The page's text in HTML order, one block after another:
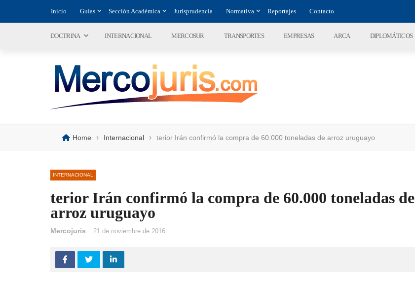
Inicio Guías Sección Académica Jurisprudencia Normativa Reportajes Contacto
DOCTRINA INTERNACIONAL MERCOSUR TRANSPORTES EMPRESAS ARCA DIPLOMÁTICOS
Home › Internacional › terior Irán confirmó la compra de 60.000 toneladas de arroz uruguayo
INTERNACIONAL
terior Irán confirmó la compra de 60.000 toneladas de
arroz uruguayo
Mercojuris 21 de noviembre de 2016